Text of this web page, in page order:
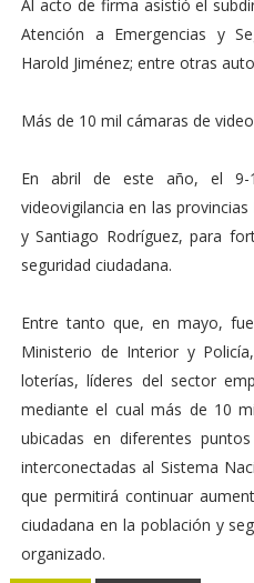
Al acto de firma asistió el
Atención a Emergencias y
Harold Jiménez; entre otras
Más de 10 mil cámaras de
En abril de este año, el 9-
videovigilancia en las
y Santiago Rodríguez, para
seguridad ciudadana.
Entre tanto que, en mayo,
Ministerio de Interior y
loterías, líderes del sector
mediante el cual más de 10
ubicadas en diferentes
interconectadas al Sistema
que permitirá continuar
ciudadana en la población y
organizado.